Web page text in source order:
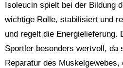
Isoleucin spielt bei der Bildung
wichtige Rolle, stabilisiert und
und regelt die Energielieferung.
Sportler besonders wertvoll, da
Reparatur des Muskelgewebes,